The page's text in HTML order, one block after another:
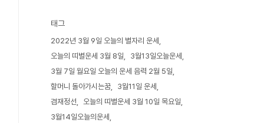
태그
2022년 3월 9일 오늘의 별자리 운세
오늘의 띠별운세 3월 8일
3월13일오늘운세
3월 7일 월요일 오늘의 운세 음력 2월 5일
할머니 돌아가시는꿈
3월11일 운세
겸재정선
오늘의 띠별운세 3월 10일 목요일
3월14일오늘의운세